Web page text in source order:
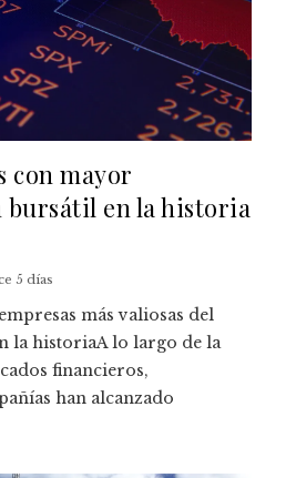
con mayor
en la historia
5 días
más valiosas del
la historiaA lo largo de la
financieros,
han alcanzado